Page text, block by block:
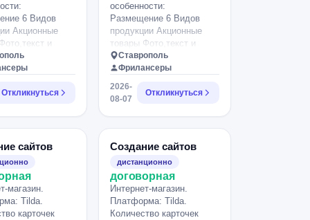
6 Видов
Акционные
и
Откликнуться
особенности:
Размещение 6 Видов
продукции Акционные
товары Фото,текст и
видео товара.
Ставрополь
Фрилансеры
2026-
08-07
Откликнуться
сайтов
магазин.
Tilda.
карточек
Создание сайтов
дистанционно
договорная
Интернет-магазин.
Платформа: Tilda.
Количество карточек